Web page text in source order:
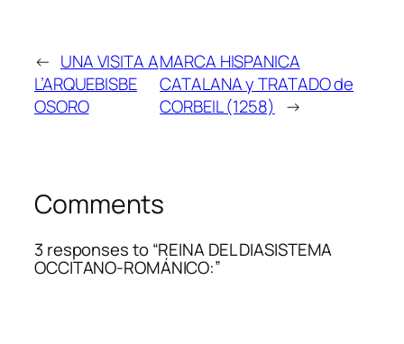
← UNA VISITA A
L’ARQUEBISBE
OSORO
MARCA HISPANICA
CATALANA y TRATADO de
CORBEIL (1258) →
Comments
3 responses to “REINA DEL DIASISTEMA
OCCITANO-ROMÁNICO:”